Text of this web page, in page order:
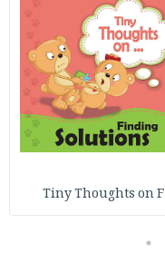
Tiny Thoughts on F
5